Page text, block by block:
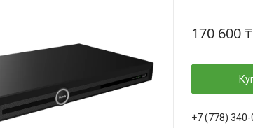
170 600 ₸
+7 (778)